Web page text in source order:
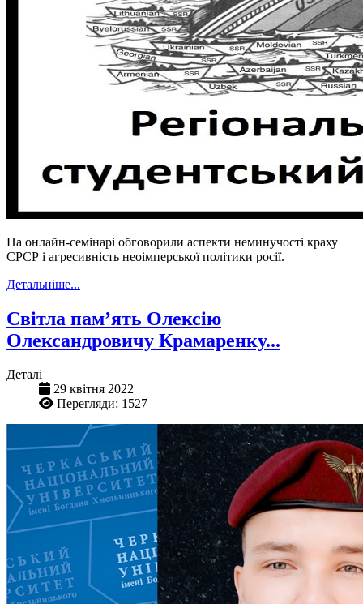
На онлайн-семінарі обговорили аспекти неминучості краху
СРСР і агресивність неоімперської політики росії.
Детальніше...
Світла пам’ять Олексію
Олександровичу Крамаренку...
Деталі
29 квітня 2022
Перегляди: 1527